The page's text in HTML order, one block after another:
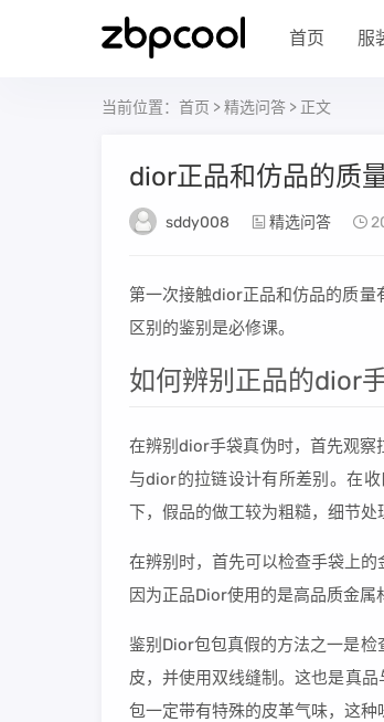
首页 服
当前位置： 首页 >精选问答 > 正文
dior正品和仿品的质
sddy008 精选问答
第一次接触dior正品和仿品的质量
区别的鉴别是必修课。
如何辨别正品的dior
在辨别dior手袋真伪时，首先观察
与dior的拉链设计有所差别。在
下，假品的做工较为粗糙，细节处
在辨别时，首先可以检查手袋上
因为正品Dior使用的是高品质金属
鉴别Dior包包真假的方法之一是
皮，并使用双线缝制。这也是真
包一定带有特殊的皮革气味，这种